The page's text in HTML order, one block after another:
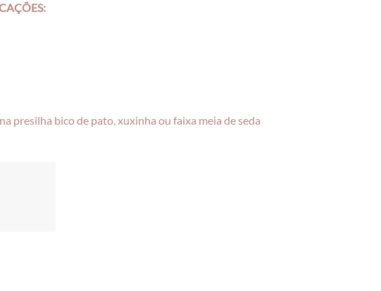
presilha bico de pato, xuxinha ou faixa meia de seda